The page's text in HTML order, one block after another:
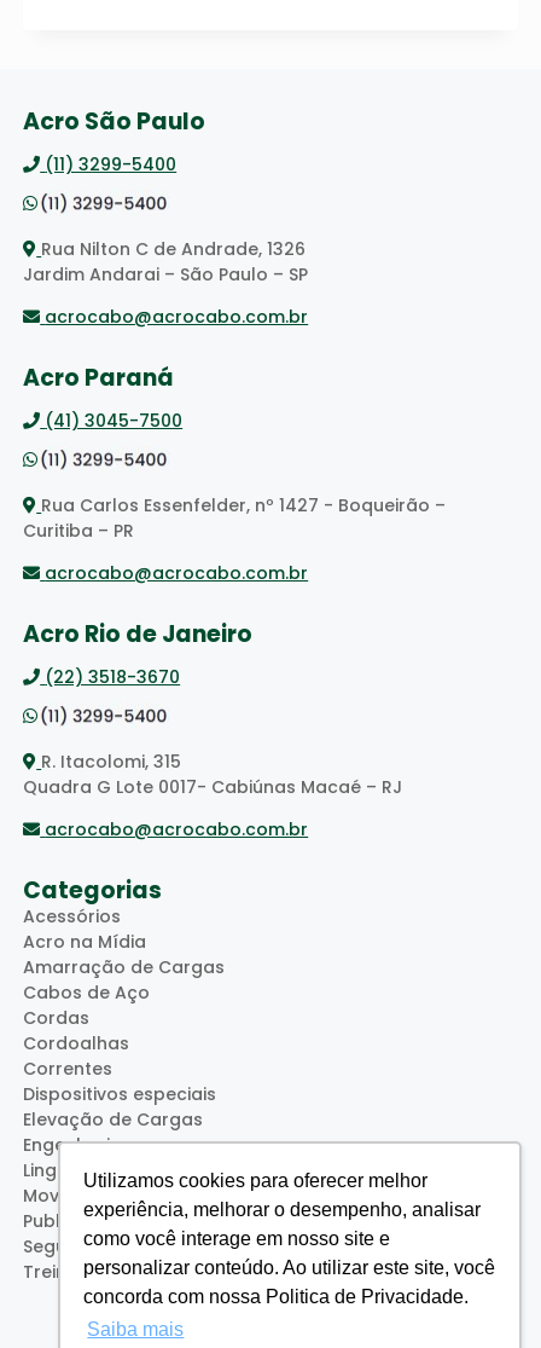
Utilizamos cookies para oferecer melhor
experiência, melhorar o desempenho, analisar
como você interage em nosso site e
personalizar conteúdo. Ao utilizar este site, você
concorda com nossa Politica de Privacidade.
Saiba mais
TÉCNICOS
VIDAS
MOVIMENTAÇÃO
CARGAS
Acro São Paulo
(11) 3299-5400
Rua Nilton C de Andrade, 1326
Jardim Andarai – São Paulo – SP
acrocabo@acrocabo.com.br
Acro Paraná
(41) 3045-7500
Rua Carlos Essenfelder, nº 1427 - Boqueirão –
Curitiba – PR
acrocabo@acrocabo.com.br
Acro Rio de Janeiro
(22) 3518-3670
R. Itacolomi, 315
Quadra G Lote 0017- Cabiúnas Macaé – RJ
acrocabo@acrocabo.com.br
Categorias
Acessórios
Acro na Mídia
Amarração de Cargas
Cabos de Aço
Cordas
Cordoalhas
Correntes
Dispositivos especiais
Elevação de Cargas
Engenharia
Lingas
Movimentação de Cargas
Publicações
Segurança
Treinamentos (Acro Service)